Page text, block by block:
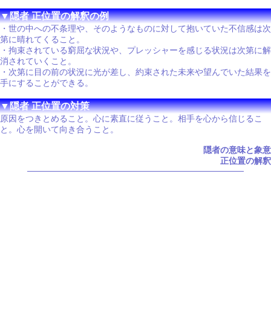
▼隠者 正位置の解釈の例
・世の中への不条理や、そのようなものに対して抱いていた不信感は次
第に晴れてくること。
・拘束されている窮屈な状況や、プレッシャーを感じる状況は次第に解
消されていくこと。
・次第に目の前の状況に光が差し、約束された未来や望んでいた結果を
手にすることができる。
▼隠者 正位置の対策
原因をつきとめること。心に素直に従うこと。相手を心から信じるこ
と。心を開いて向き合うこと。
隠者の意味と象意
正位置の解釈